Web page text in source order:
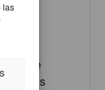
las
ofrece